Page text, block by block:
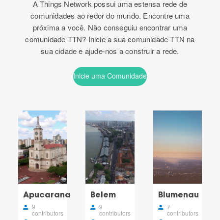
A Things Network possui uma estensa rede de
comunidades ao redor do mundo. Encontre uma
próxima a você. Não conseguiu encontrar uma
comunidade TTN? Inicie a sua comunidade TTN na
sua cidade e ajude-nos a construir a rede.
Inicie uma Comunidade
Apucarana
9
contributors
Belem
9
contributors
Blumenau
7
contributors